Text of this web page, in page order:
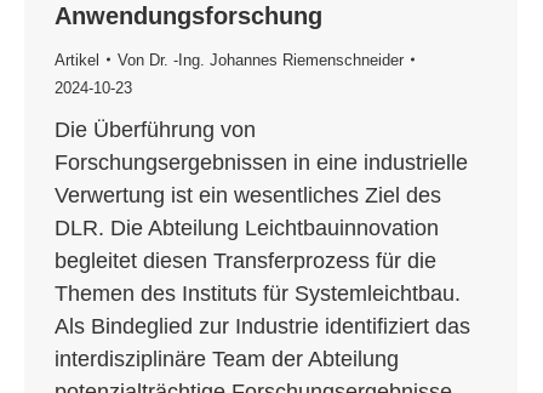
Anwendungsforschung
Artikel Von Dr. -Ing. Johannes Riemenschneider
2024-10-23
Die Überführung von
Forschungsergebnissen in eine industrielle
Verwertung ist ein wesentliches Ziel des
DLR. Die Abteilung Leichtbauinnovation
begleitet diesen Transferprozess für die
Themen des Instituts für Systemleichtbau.
Als Bindeglied zur Industrie identifiziert das
interdisziplinäre Team der Abteilung